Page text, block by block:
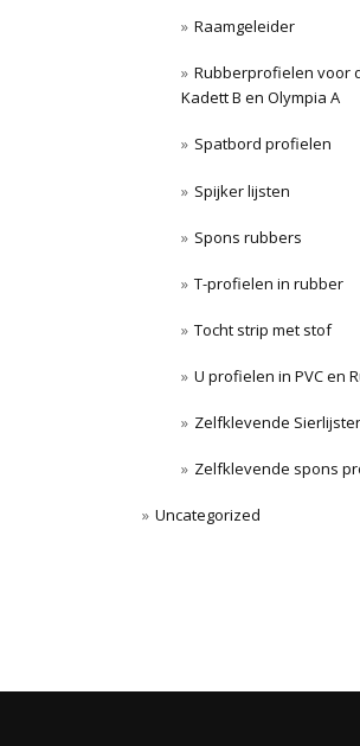
Raamgeleider
Rubberprofielen voor
Kadett B en Olympia A
Spatbord profielen
Spijker lijsten
Spons rubbers
T-profielen in rubber
Tocht strip met stof
U profielen in PVC en
Zelfklevende
Zelfklevende spons
Uncategorized